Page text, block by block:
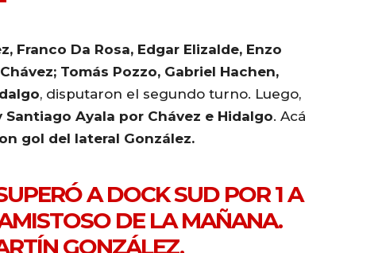
Franco Da Rosa, Edgar Elizalde, Enzo
Tomás Pozzo, Gabriel Hachen,
, disputaron el segundo turno. Luego,
Santiago Ayala por Chávez e Hidalgo. Acá
gol del lateral González.
A DOCK SUD POR 1 A
DE LA MAÑANA.
GONZÁLEZ.